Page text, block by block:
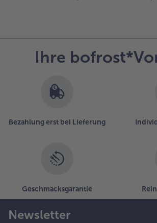
Es
befindenIhre
Bezahlung erst bei Lieferung
Geschmacksgarantie
Newsletter